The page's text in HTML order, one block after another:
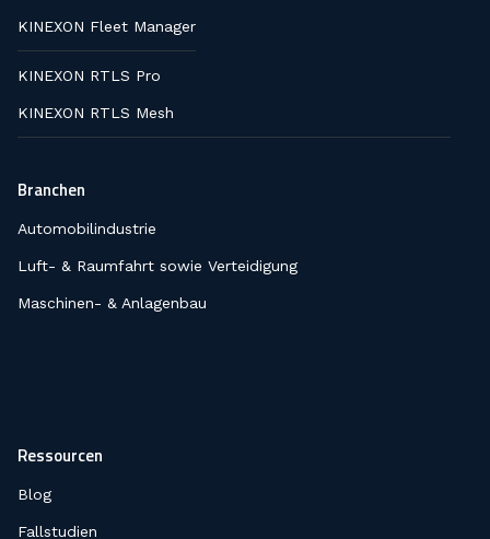
KINEXON Fleet Manager
KINEXON RTLS Pro
KINEXON RTLS Mesh
Branchen
Automobilindustrie
Luft- & Raumfahrt sowie Verteidigung
Maschinen- & Anlagenbau
Ressourcen
Blog
Fallstudien